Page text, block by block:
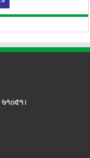
৬৭০৫৭।